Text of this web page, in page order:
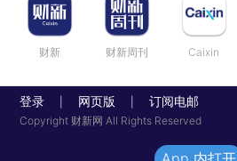
财新 财新周刊 Caixin
登录 网页版 订阅电邮
Copyright 财新网 All Rights Reserved